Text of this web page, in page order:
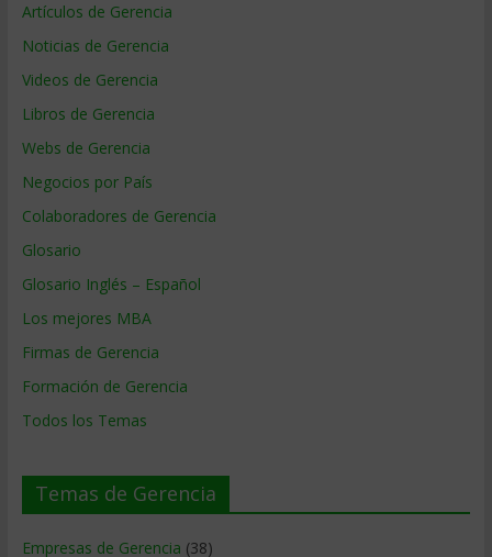
Artículos de Gerencia
Noticias de Gerencia
Videos de Gerencia
Libros de Gerencia
Webs de Gerencia
Negocios por País
Colaboradores de Gerencia
Glosario
Glosario Inglés – Español
Los mejores MBA
Firmas de Gerencia
Formación de Gerencia
Todos los Temas
Temas de Gerencia
Empresas de Gerencia (38)